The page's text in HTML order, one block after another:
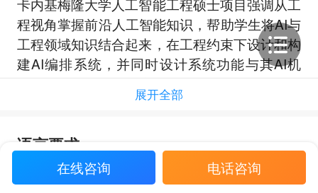
程视角掌握前沿人工智能知识，帮助学生将AI与
工程领域知识结合起来，在工程约束下设计和构
建AI编排系统，并同时设计系统功能与其AI机
制，以提升系统的适应性、韧性与可信性。
项目还要求学生能够运用ECE基础解决复杂问
并通过机器学习、深度学习、云端AI数据流和AI
伦理等训练，形成面向工程问题的AI技术与专业
能力。
展开全部
语言要求
总分要求 小分要求
在线咨询 电话咨询